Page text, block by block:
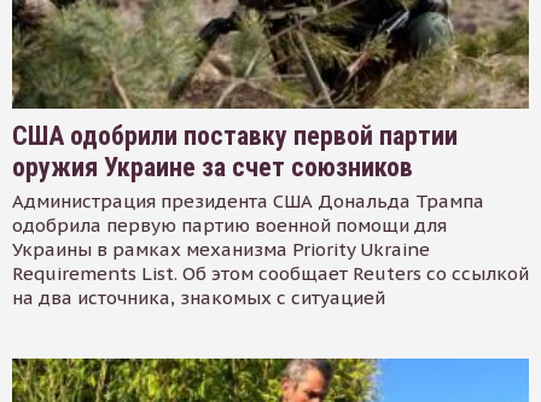
США одобрили поставку первой партии
оружия Украине за счет союзников
Администрация президента США Дональда Трампа
одобрила первую партию военной помощи для
Украины в рамках механизма Priority Ukraine
Requirements List. Об этом сообщает Reuters со ссылкой
на два источника, знакомых с ситуацией